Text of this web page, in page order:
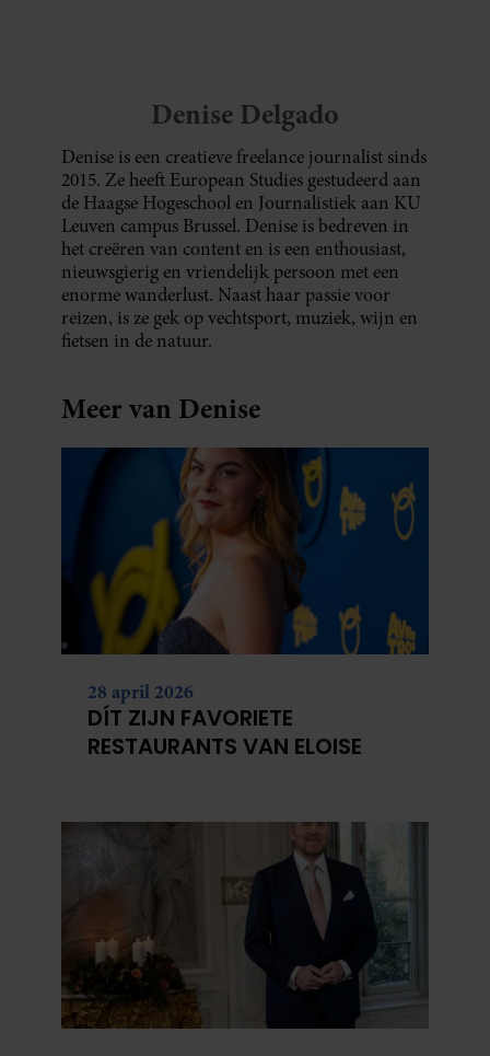
Denise Delgado
Denise is een creatieve freelance journalist sinds
2015. Ze heeft European Studies gestudeerd aan
de Haagse Hogeschool en Journalistiek aan KU
Leuven campus Brussel. Denise is bedreven in
het creëren van content en is een enthousiast,
nieuwsgierig en vriendelijk persoon met een
enorme wanderlust. Naast haar passie voor
reizen, is ze gek op vechtsport, muziek, wijn en
fietsen in de natuur.
Meer van Denise
28 april 2026
DÍT ZIJN FAVORIETE
RESTAURANTS VAN ELOISE